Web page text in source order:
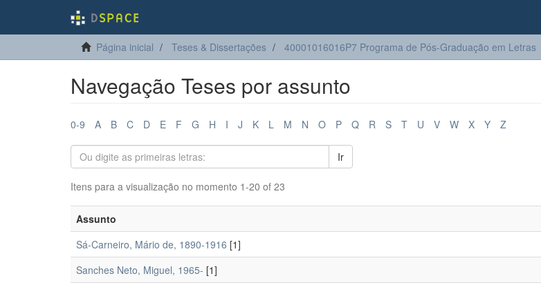
Página inicial Teses & Dissertações 40001016016P7 Programa de Pós-Graduação em Letras
Navegação Teses por assunto
0-9 A B C D E F G H I J K L M N O P Q R S T U V W X Y Z
Ir
Itens para a visualização no momento 1-20 of 23
Assunto
Sá-Carneiro, Mário de, 1890-1916 [1]
Sanches Neto, Miguel, 1965- [1]